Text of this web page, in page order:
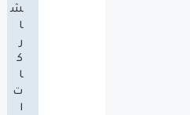
ش
ا
ر
ك
ا
ت
ا